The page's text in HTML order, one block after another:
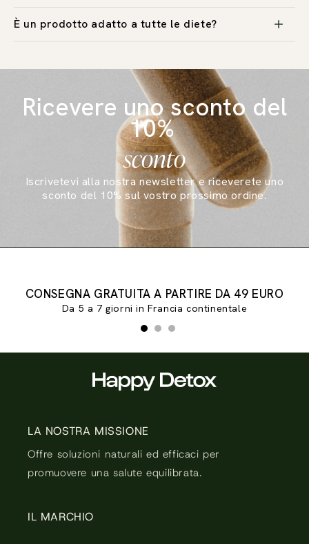
È un prodotto adatto a tutte le diete?
Ricevere uno sconto del
10%
sconto
Iscrivetevi alla nostra newsletter e riceverete uno
sconto del 10% sul vostro prossimo ordine.
CONSEGNA GRATUITA A PARTIRE DA 49 EURO
Da 5 a 7 giorni in Francia continentale
LA NOSTRA MISSIONE
Offre soluzioni naturali ed efficaci per
promuovere una salute equilibrata.
IL MARCHIO